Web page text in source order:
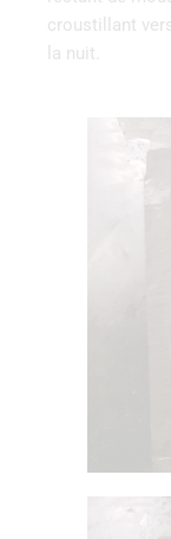
croustillant
la nuit.